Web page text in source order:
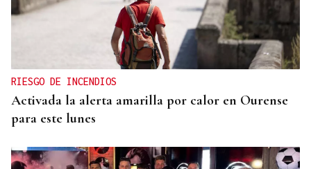
RIESGO DE INCENDIOS
Activada la alerta amarilla por calor en Ourense
para este lunes